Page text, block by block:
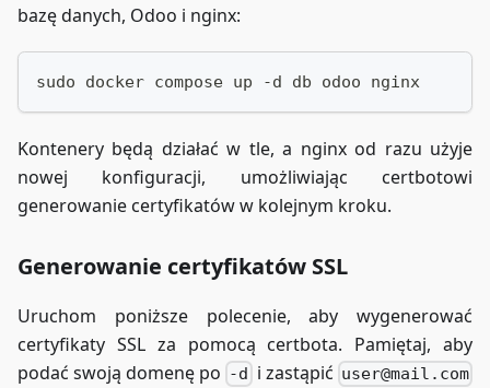
bazę danych, Odoo i nginx:
sudo docker compose up -d db odoo nginx
Kontenery będą działać w tle, a nginx od razu użyje
nowej konfiguracji, umożliwiając certbotowi
generowanie certyfikatów w kolejnym kroku.
Generowanie certyfikatów SSL
Uruchom poniższe polecenie, aby wygenerować
certyfikaty SSL za pomocą certbota. Pamiętaj, aby
podać swoją domenę po -d i zastąpić user@mail.com